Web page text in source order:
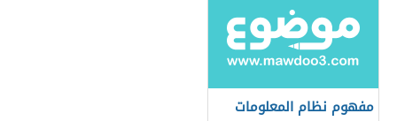
مفهوم نظام المعلومات